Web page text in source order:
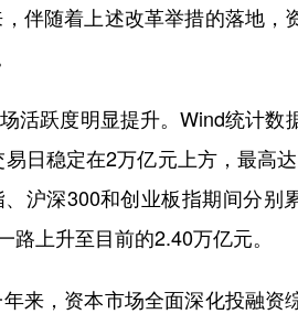
伴随着上述改革举措的落地，
跃度明显提升。Wind统计数
日稳定在2万亿元上方，最高
沪深300和创业板指期间分别
上升至目前的2.40万亿元。
，资本市场全面深化投融资